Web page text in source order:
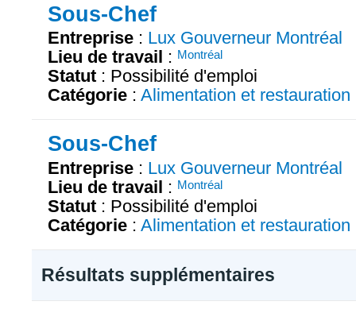
Sous-Chef
Entreprise : Lux Gouverneur Montréal
Lieu de travail : Montréal
Statut : Possibilité d'emploi
Catégorie : Alimentation et restauration
Sous-Chef
Entreprise : Lux Gouverneur Montréal
Lieu de travail : Montréal
Statut : Possibilité d'emploi
Catégorie : Alimentation et restauration
Résultats supplémentaires